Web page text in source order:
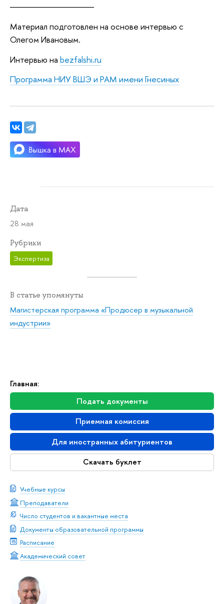
Главная:
Подать документы
Приемная комиссия
Для иностранных абитуриентов
Скачать буклет
Учебные курсы
Преподаватели
Число студентов и вакантные места
Документы образовательной программы
Расписание
Академический совет
──────────────
Материал подготовлен на основе интервью с
Олегом Ивановым.
Интервью на bezfalshi.ru
Программа НИУ ВШЭ и РАМ имени Гнесиных
Дата
28 мая
Рубрики
Экспертиза
В статье упомянуты
Магистерская программа «Продюсер в музыкальной
индустрии»